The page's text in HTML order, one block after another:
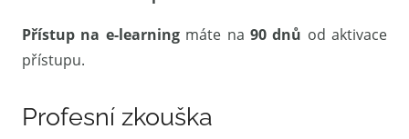
Přístup na e-learningmáte na 90 dnů od aktivace
přístupu.
Profesní zkouška